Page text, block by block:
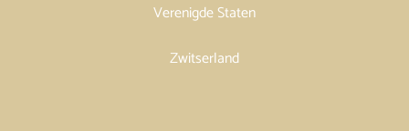
Verenigde Staten
Zwitserland